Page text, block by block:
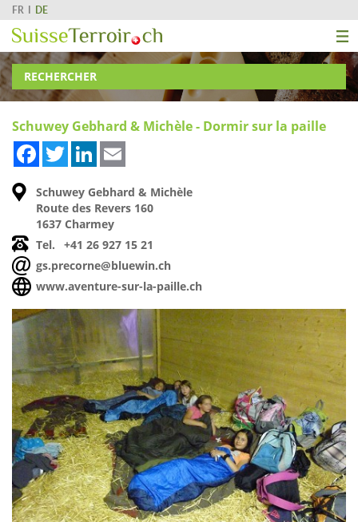
FR DE
RECHERCHER
Schuwey Gebhard & Michèle - Dormir sur la paille
FacebookTwitterLinkedIn
Schuwey Gebhard & Michèle
Route des Revers 160
1637 Charmey
Tel.
+41 26 927 15 21
gs.precorne@bluewin.ch
www.aventure-sur-la-paille.ch